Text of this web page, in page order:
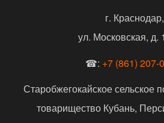
г. Краснодар,
ул. Московская, д.
☎: +7 (861) 207-
Старобжегокайское сельское
товарищество Кубань,